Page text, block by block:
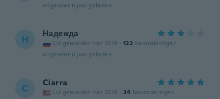
ongeveer 6 jaar geleden
Н Надежда
Lid geworden van 2019 · 122 beoordelingen
ongeveer 6 jaar geleden
C Ciarra
Lid geworden van 2016 · 34 beoordelingen